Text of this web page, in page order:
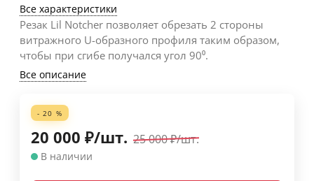
Все характеристики
Резак Lil Notcher позволяет обрезать 2 стороны
витражного U-образного профиля таким образом,
чтобы при сгибе получался угол 90⁰.
Все описание
- 20 %
20 000 ₽/шт. 25 000₽/шт.
В наличии